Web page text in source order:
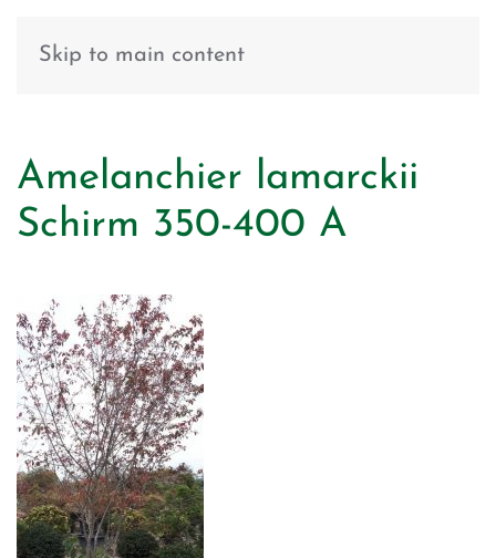
Skip to main content
Amelanchier lamarckii
Schirm 350-400 A